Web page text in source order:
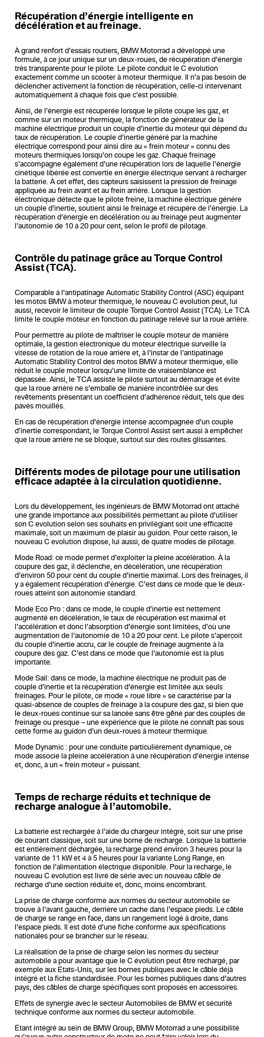
Récupération d’énergie intelligente en
décélération et au freinage.
À grand renfort d’essais routiers, BMW Motorrad a développé une
formule, à ce jour unique sur un deux-roues, de récupération d’énergie
très transparente pour le pilote. Le pilote conduit le C evolution
exactement comme un scooter à moteur thermique. Il n’a pas besoin de
déclencher activement la fonction de récupération, celle-ci intervenant
automatiquement à chaque fois que c’est possible.
Ainsi, de l’énergie est récupérée lorsque le pilote coupe les gaz, et
comme sur un moteur thermique, la fonction de générateur de la
machine électrique produit un couple d’inertie du moteur qui dépend du
taux de récupération. Le couple d’inertie généré par la machine
électrique correspond pour ainsi dire au « frein moteur » connu des
moteurs thermiques lorsqu’on coupe les gaz. Chaque freinage
s’accompagne également d’une récupération lors de laquelle l’énergie
cinétique libérée est convertie en énergie électrique servant à recharger
la batterie. À cet effet, des capteurs saisissent la pression de freinage
appliquée au frein avant et au frein arrière. Lorsque la gestion
électronique détecte que le pilote freine, la machine électrique génère
un couple d’inertie, soutient ainsi le freinage et récupère de l’énergie. La
récupération d’énergie en décélération ou au freinage peut augmenter
l’autonomie de 10 à 20 pour cent, selon le profil de pilotage.
Contrôle du patinage grâce au Torque Control
Assist (TCA).
Comparable à l’antipatinage Automatic Stability Control (ASC) équipant
les motos BMW à moteur thermique, le nouveau C evolution peut, lui
aussi, recevoir le limiteur de couple Torque Control Assist (TCA). Le TCA
limite le couple moteur en fonction du patinage relevé sur la roue arrière.
Pour permettre au pilote de maîtriser le couple moteur de manière
optimale, la gestion électronique du moteur électrique surveille la
vitesse de rotation de la roue arrière et, à l’instar de l’antipatinage
Automatic Stability Control des motos BMW à moteur thermique, elle
réduit le couple moteur lorsqu’une limite de vraisemblance est
dépassée. Ainsi, le TCA assiste le pilote surtout au démarrage et évite
que la roue arrière ne s’emballe de manière incontrôlée sur des
revêtements présentant un coefficient d’adhérence réduit, tels que des
pavés mouillés.
En cas de récupération d’énergie intense accompagnée d’un couple
d’inertie correspondant, le Torque Control Assist sert aussi à empêcher
que la roue arrière ne se bloque, surtout sur des routes glissantes.
Différents modes de pilotage pour une utilisation
efficace adaptée à la circulation quotidienne.
Lors du développement, les ingénieurs de BMW Motorrad ont attaché
une grande importance aux possibilités permettant au pilote d’utiliser
son C evolution selon ses souhaits en privilégiant soit une efficacité
maximale, soit un maximum de plaisir au guidon. Pour cette raison, le
nouveau C evolution dispose, lui aussi, de quatre modes de pilotage.
Mode Road: ce mode permet d’exploiter la pleine accélération. À la
coupure des gaz, il déclenche, en décélération, une récupération
d’environ 50 pour cent du couple d’inertie maximal. Lors des freinages, il
y a également récupération d’énergie. C’est dans ce mode que le deux-
roues atteint son autonomie standard.
Mode Eco Pro : dans ce mode, le couple d’inertie est nettement
augmenté en décélération, le taux de récupération est maximal et
l’accélération et donc l’absorption d’énergie sont limitées, d’où une
augmentation de l’autonomie de 10 à 20 pour cent. Le pilote s’aperçoit
du couple d’inertie accru, car le couple de freinage augmente à la
coupure des gaz. C’est dans ce mode que l’autonomie est la plus
importante.
Mode Sail: dans ce mode, la machine électrique ne produit pas de
couple d’inertie et la récupération d’énergie est limitée aux seuls
freinages. Pour le pilote, ce mode « roue libre » se caractérise par la
quasi-absence de couples de freinage à la coupure des gaz, si bien que
le deux-roues continue sur sa lancée sans être gêné par des couples de
freinage ou presque – une expérience que le pilote ne connaît pas sous
cette forme au guidon d’un deux-roues à moteur thermique.
Mode Dynamic : pour une conduite particulièrement dynamique, ce
mode associe la pleine accélération à une récupération d’énergie intense
et, donc, à un « frein moteur » puissant.
Temps de recharge réduits et technique de
recharge analogue à l’automobile.
La batterie est rechargée à l’aide du chargeur intégré, soit sur une prise
de courant classique, soit sur une borne de recharge. Lorsque la batterie
est entièrement déchargée, la recharge prend environ 3 heures pour la
variante de 11 kW et 4 à 5 heures pour la variante Long Range, en
fonction de l’alimentation électrique disponible. Pour la recharge, le
nouveau C evolution est livré de série avec un nouveau câble de
recharge d’une section réduite et, donc, moins encombrant.
La prise de charge conforme aux normes du secteur automobile se
trouve à l’avant gauche, derrière un cache dans l’espace pieds. Le câble
de charge se range en face, dans un rangement logé à droite, dans
l’espace pieds. Il est doté d’une fiche conforme aux spécifications
nationales pour se brancher sur le réseau.
La réalisation de la prise de charge selon les normes du secteur
automobile a pour avantage que le C évolution peut être rechargé, par
exemple aux États-Unis, sur les bornes publiques avec le câble déjà
intégré et la fiche standardisée. Pour les bornes publiques dans d’autres
pays, des câbles de charge spécifiques sont proposés en accessoires.
Effets de synergie avec le secteur Automobiles de BMW et sécurité
technique conforme aux normes du secteur automobile.
Étant intégré au sein de BMW Group, BMW Motorrad a une possibilité